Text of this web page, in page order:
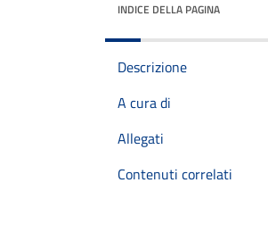
INDICE DELLA PAGINA
Descrizione
A cura di
Allegati
Contenuti correlati